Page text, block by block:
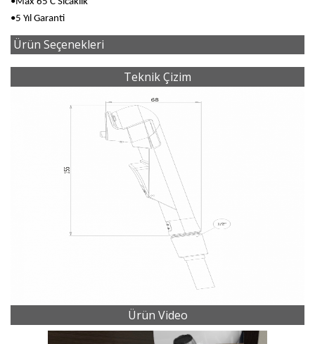
•5 Yıl Garanti
Ürün Seçenekleri
Teknik Çizim
Ürün Video